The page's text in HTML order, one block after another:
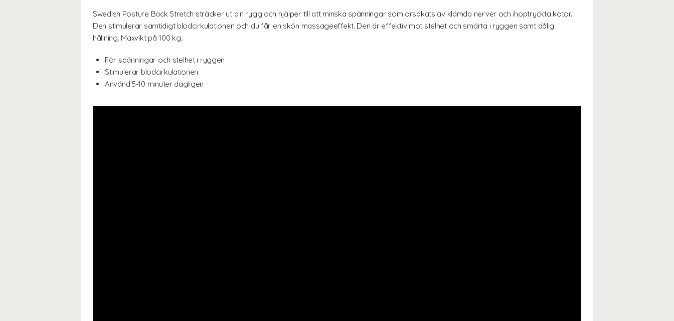
Swedish Posture Back Stretch sträcker ut din rygg och hjälper till att minska spänningar som orsakats av klämda nerver och ihoptryckta kotor.
Den stimulerar samtidigt blodcirkulationen och du får en skön massageeffekt. Den är effektiv mot stelhet och smärta i ryggen samt dålig
hållning. Maxvikt på 100 kg.
För spänningar och stelhet i ryggen
Stimulerar blodcirkulationen
Använd 5-10 minuter dagligen